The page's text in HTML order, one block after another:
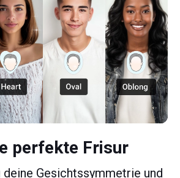
perfekte Frisur
deine Gesichtssymmetrie und